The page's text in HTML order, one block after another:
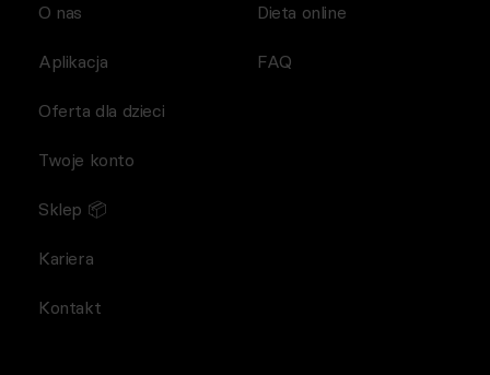
O nas
Aplikacja
Dieta online
FAQ
Oferta dla dzieci
Twoje konto
Sklep 📦
Kariera
Kontakt